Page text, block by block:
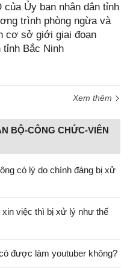
của Ủy ban nhân dân tỉnh
trình phòng ngừa và
cơ sở giới giai đoạn
tỉnh Bắc Ninh
Xem thêm
BỘ-CÔNG CHỨC-VIÊN
có lý do chính đáng bị xử
việc thì bị xử lý như thế
được làm youtuber không?